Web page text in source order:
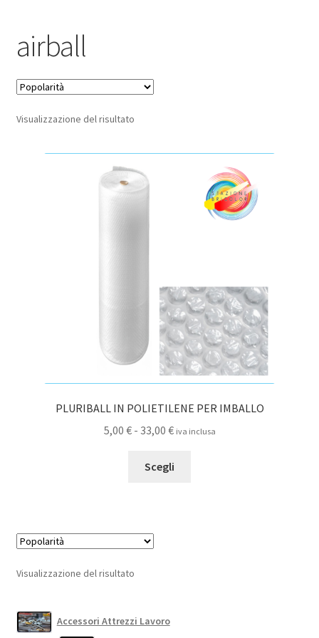
airball
Visualizzazione del risultato
PLURIBALL IN POLIETILENE PER IMBALLO
5,00 € - 33,00 €Fascia
prezzo:
iva inclusa
Scegli
Visualizzazione del risultato
Accessori Attrezzi Lavoro